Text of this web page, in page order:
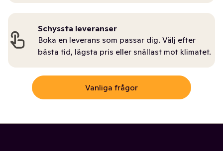
Schyssta leveranser
Boka en leverans som passar dig. Välj efter
bästa tid, lägsta pris eller snällast mot klimatet.
Vanliga frågor